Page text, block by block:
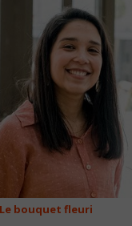
Le bouquet fleuri